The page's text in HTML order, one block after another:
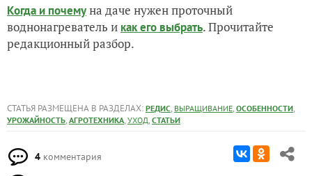
Когда и почемуна даче нужен проточный
воднонагреватель и как его выбрать. Прочитайте
редакционный разбор.
СТАТЬЯ РАЗМЕЩЕНА В РАЗДЕЛАХ: РЕДИС, ВЫРАЩИВАНИЕ, ОСОБЕННОСТИ,
УРОЖАЙНОСТЬ, АГРОТЕХНИКА, УХОД, СТАТЬИ
4 комментария